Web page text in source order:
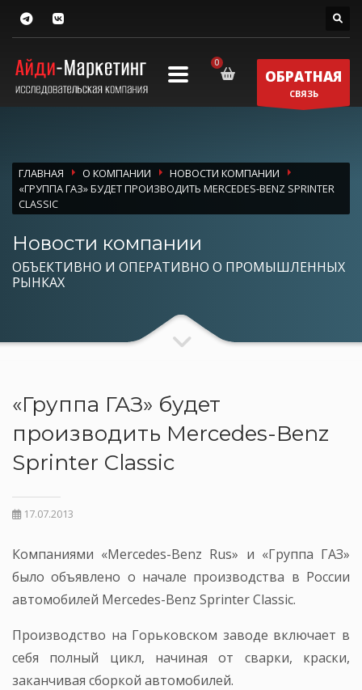
ОБРАТНАЯ
СВЯЗЬ
ГЛАВНАЯ О КОМПАНИИ
НОВОСТИ КОМПАНИИ
«ГРУППА ГАЗ» БУДЕТ ПРОИЗВОДИТЬ MERCEDES-BENZ SPRINTER
CLASSIC
Новости компании
ОБЪЕКТИВНО И ОПЕРАТИВНО О ПРОМЫШЛЕННЫХ
РЫНКАХ
«Группа ГАЗ» будет
производить Mercedes-Benz
Sprinter Classic
17.07.2013
Компаниями «Mercedes-Benz Rus» и «Группа ГАЗ»
было объявлено о начале производства в России
автомобилей Mercedes-Benz Sprinter Classic.
Производство на Горьковском заводе включает в
себя полный цикл, начиная от сварки, краски,
заканчивая сборкой автомобилей.